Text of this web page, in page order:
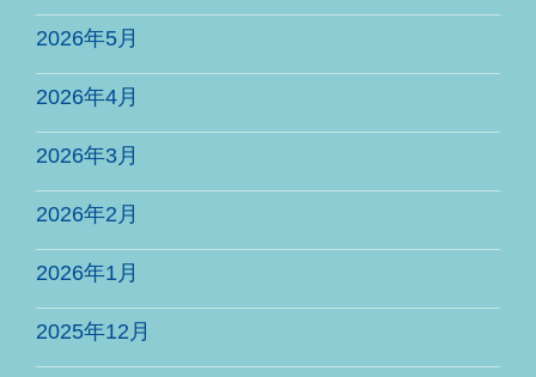
2026年5月
2026年4月
2026年3月
2026年2月
2026年1月
2025年12月